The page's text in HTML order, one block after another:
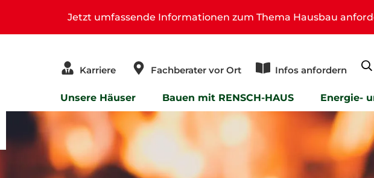
Jetzt umfassende Informationen zum Thema Hausbau
Karriere Fachberater vor Ort Infos anfordern
Unsere Häuser Bauen mit RENSCH-HAUS Energie-